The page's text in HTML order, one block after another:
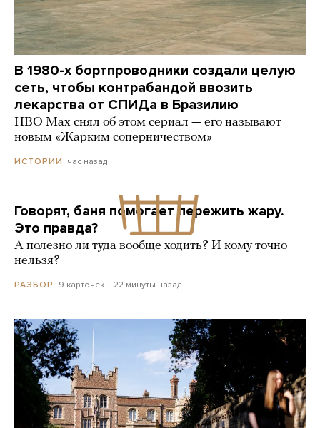
В 1980-х бортпроводники создали целую
сеть, чтобы контрабандой ввозить
лекарства от СПИДа в Бразилию
HBO Max снял об этом сериал — его называют
новым «Жарким соперничеством»
ИСТОРИИ час назад
Говорят, баня помогает пережить жару.
Это правда?
А полезно ли туда вообще ходить? И кому точно
нельзя?
РАЗБОР 9 карточек 22 минуты назад